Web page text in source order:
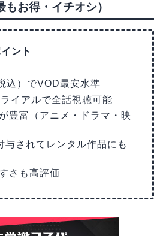
お得・イチオシ）
ント
込）でVOD最安水準
イアルで全話視聴可能
豊富（アニメ・ドラマ・映
与されてレンタル作品にも
さも高評価